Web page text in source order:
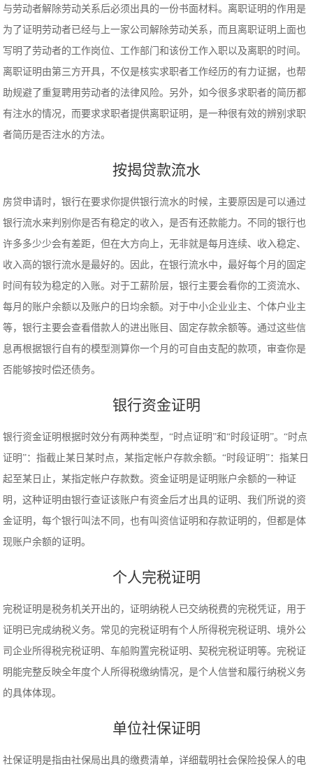
与劳动者解除劳动关系后必须出具的一份书面材料。离职证明的作用是
为了证明劳动者已经与上一家公司解除劳动关系，而且离职证明上面也
写明了劳动者的工作岗位、工作部门和该份工作入职以及离职的时间。
离职证明由第三方开具，不仅是核实求职者工作经历的有力证据，也帮
助规避了重复聘用劳动者的法律风险。另外，如今很多求职者的简历都
有注水的情况，而要求求职者提供离职证明，是一种很有效的辨别求职
者简历是否注水的方法。
按揭贷款流水
房贷申请时，银行在要求你提供银行流水的时候，主要原因是可以通过
银行流水来判别你是否有稳定的收入，是否有还款能力。不同的银行也
许多多少少会有差距，但在大方向上，无非就是每月连续、收入稳定、
收入高的银行流水是最好的。因此，在银行流水中，最好每个月的固定
时间有较为稳定的入账。对于工薪阶层，银行主要会看你的工资流水、
每月的账户余额以及账户的日均余额。对于中小企业业主、个体户业主
等，银行主要会查看借款人的进出账目、固定存款余额等。通过这些信
息再根据银行自有的模型测算你一个月的可自由支配的款项，审查你是
否能够按时偿还债务。
银行资金证明
银行资金证明根据时效分有两种类型，“时点证明”和“时段证明”。“时点
证明”：指截止某日某时点，某指定帐户存款余额。“时段证明”：指某日
起至某日止，某指定帐户存款数。资金证明是证明账户余额的一种证
明，这种证明由银行查证该账户有资金后才出具的证明、我们所说的资
金证明，每个银行叫法不同，也有叫资信证明和存款证明的，但都是体
现账户余额的证明。
个人完税证明
完税证明是税务机关开出的，证明纳税人已交纳税费的完税凭证，用于
证明已完成纳税义务。常见的完税证明有个人所得税完税证明、境外公
司企业所得税完税证明、车船购置完税证明、契税完税证明等。完税证
明能完整反映全年度个人所得税缴纳情况，是个人信誉和履行纳税义务
的具体体现。
单位社保证明
社保证明是指由社保局出具的缴费清单，详细载明社会保险投保人的电